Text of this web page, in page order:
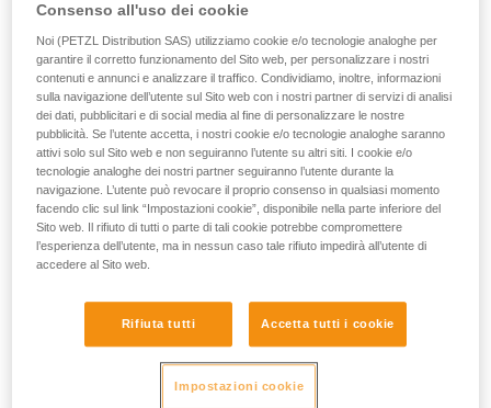
Per sapere se la lampada è compatibile con la batteria
1. Aprire la lampada.
Consenso all'uso dei cookie
Noi (PETZL Distribution SAS) utilizziamo cookie e/o tecnologie analoghe per
garantire il corretto funzionamento del Sito web, per personalizzare i nostri
contenuti e annunci e analizzare il traffico. Condividiamo, inoltre, informazioni
sulla navigazione dell’utente sul Sito web con i nostri partner di servizi di analisi
dei dati, pubblicitari e di social media al fine di personalizzare le nostre
pubblicità. Se l’utente accetta, i nostri cookie e/o tecnologie analoghe saranno
attivi solo sul Sito web e non seguiranno l’utente su altri siti. I cookie e/o
tecnologie analoghe dei nostri partner seguiranno l’utente durante la
navigazione. L’utente può revocare il proprio consenso in qualsiasi momento
facendo clic sul link “Impostazioni cookie”, disponibile nella parte inferiore del
Sito web. Il rifiuto di tutti o parte di tali cookie potrebbe compromettere
l’esperienza dell’utente, ma in nessun caso tale rifiuto impedirà all’utente di
accedere al Sito web.
Rifiuta tutti Accetta tutti i cookie
Impostazioni cookie